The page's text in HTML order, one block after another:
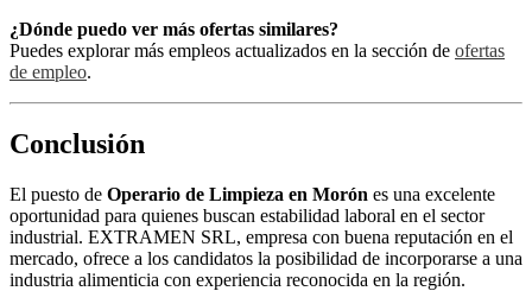
¿Dónde puedo ver más ofertas similares?
Puedes explorar más empleos actualizados en la sección de ofertas
de empleo.
Conclusión
El puesto de Operario de Limpieza en Morón es una excelente
oportunidad para quienes buscan estabilidad laboral en el sector
industrial. EXTRAMEN SRL, empresa con buena reputación en el
mercado, ofrece a los candidatos la posibilidad de incorporarse a una
industria alimenticia con experiencia reconocida en la región.